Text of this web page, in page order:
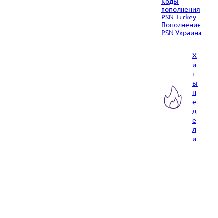
пополнения
PSN Turkey
Пополнение
PSN Украина
Х
и
т
ы
н
е
д
е
л
и